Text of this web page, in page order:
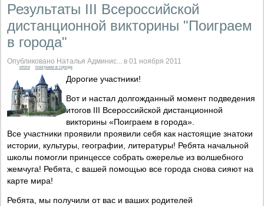
Результаты III Всероссийской
дистанционной викторины "Поиграем
в города"
Опубликовано Наталья Админис... в 01 ноября 2011
итоги поиграем в города
Дорогие участники!
Вот и настал долгожданный момент подведения
итогов III Всероссийской дистанционной
викторины «Поиграем в города».
Все участники проявили проявили себя как настоящие знатоки
истории, культуры, географии, литературы! Ребята начальной
школы помогли принцессе собрать ожерелье из волшебного
жемчуга! Ребята, с вашей помощью все города снова сияют на
карте мира!
Ребята, мы получили от вас и ваших родителей